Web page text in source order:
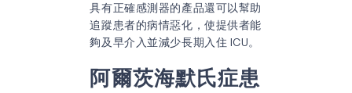
具有正確感測器的產品還可以幫助
追蹤患者的病情惡化，使提供者能
夠及早介入並減少長期入住 ICU。
阿爾茨海默氏症患